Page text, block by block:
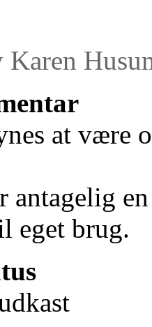
Karen
at være
antagelig
eget brug.